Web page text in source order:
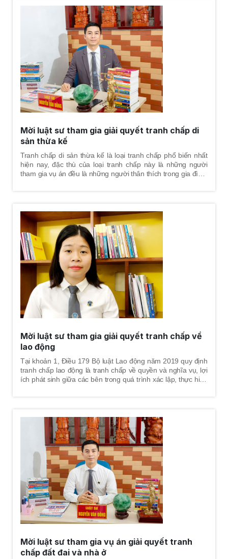
hành vi vi phạm. Luật sư sẽ giúp khách hàng đánh giá điều
kiện khiếu nại, xác định đối tượng khiếu nại, văn bản quy
phạm pháp luật áp dụng, soạn thảo đơn khiếu nại, đề xuất
cho khách hàng những biện pháp tối ưu nhất để giải quyết
vụ việc. Đây là tiền đề để thực hiện các công việc về sau của
một vụ án hành chính.
Mời luật sư tham gia giải quyết tranh chấp di
sản thừa kế
Tranh chấp di sản thừa kế là loại tranh chấp phổ biến nhất
hiện nay, đặc thù của loại tranh chấp này là những người
tham gia vụ án đều là những người thân thích trong gia đình.
mình.
Mời luật sư tham gia giải quyết tranh chấp về
lao động
Tại khoản 1, Điều 179 Bộ luật Lao động năm 2019 quy định
tranh chấp lao động là tranh chấp về quyền và nghĩa vụ, lợi
ích phát sinh giữa các bên trong quá trình xác lập, thực hiện
Mời luật sư tham gia vụ án giải quyết tranh
chấp đất đai và nhà ở